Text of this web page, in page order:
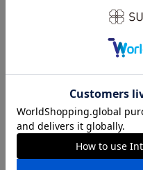
※商品の仕上がりサイズ（
※同サイズまたは同一商品
品画像をご確認ください。
※商品画像はできる限り実
が、パソコン環境により色
す。予めご了承下さいませ。